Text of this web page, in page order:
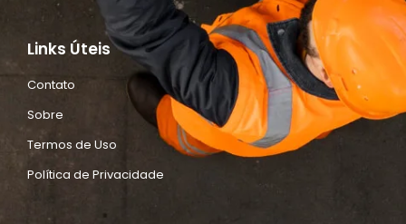
Links Úteis
Contato
Sobre
Termos de Uso
Política de Privacidade